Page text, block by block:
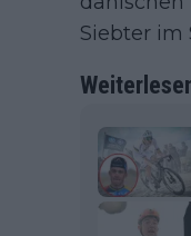
Siebter im